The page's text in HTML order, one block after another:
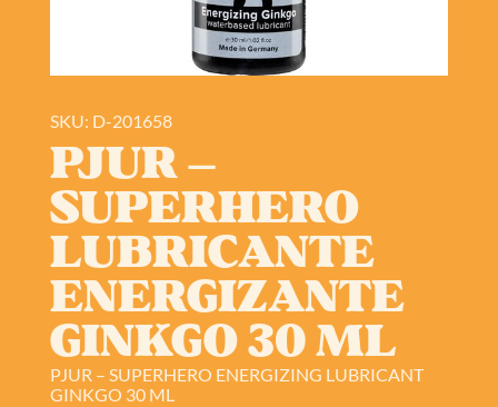
SKU: D-201658
PJUR –
SUPERHERO
LUBRICANTE
ENERGIZANTE
GINKGO 30 ML
PJUR – SUPERHERO ENERGIZING LUBRICANT
GINKGO 30 ML